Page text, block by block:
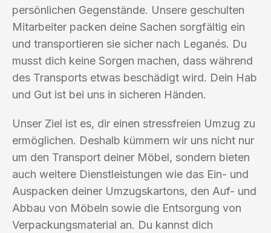
persönlichen Gegenstände. Unsere geschulten
Mitarbeiter packen deine Sachen sorgfältig ein
und transportieren sie sicher nach Leganés. Du
musst dich keine Sorgen machen, dass während
des Transports etwas beschädigt wird. Dein Hab
und Gut ist bei uns in sicheren Händen.
Unser Ziel ist es, dir einen stressfreien Umzug zu
ermöglichen. Deshalb kümmern wir uns nicht nur
um den Transport deiner Möbel, sondern bieten
auch weitere Dienstleistungen wie das Ein- und
Auspacken deiner Umzugskartons, den Auf- und
Abbau von Möbeln sowie die Entsorgung von
Verpackungsmaterial an. Du kannst dich